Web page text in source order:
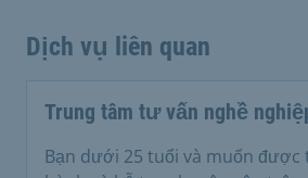
Dịch vụ liên quan
Trung tâm tư vấn nghề
Bạn dưới 25 tuổi và muốn được